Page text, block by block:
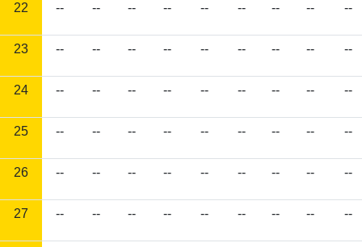
22 -- -- -- -- -- -- -- -- --
23 -- -- -- -- -- -- -- -- --
24 -- -- -- -- -- -- -- -- --
25 -- -- -- -- -- -- -- -- --
26 -- -- -- -- -- -- -- -- --
27 -- -- -- -- -- -- -- -- --